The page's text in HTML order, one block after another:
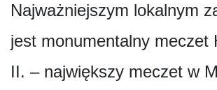
Najważniejszym lokalnym
jest monumentalny meczet
II. – największy meczet w